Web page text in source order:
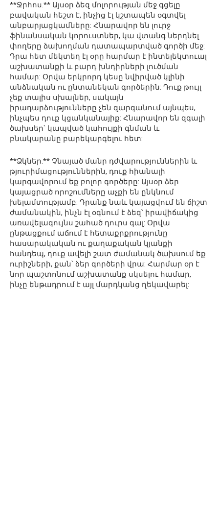
**Ջրհոս.** Այսօր ձեզ մոլորության մեջ գցելը
բավական հեշտ է, ինչից էլ կշտապեն օգտվել
անբարյացկամները: Հնարավոր են լուրջ
ֆինանսական կորուստներ, կա վտանգ ներդնել
փողերը ձախողման դատապարտված գործի մեջ:
Դրա հետ մեկտեղ էլ օրը հարմար է ինտելեկտուալ
աշխատանքի և բարդ խնդիրների լուծման
համար: Օրվա երկրորդ կեսը նվիրված կլինի
անձնական ու ընտանեկան գործերին: Դուք թույլ
չեք տալիս սխալներ, սակայն
իրադարձությունները չեն զարգանում այնպես,
ինչպես դուք կցանկանայիք: Հնարավոր են զգալի
ծախսեր՝ կապված կահույքի գնման և
բնակարանը բարեկարգելու հետ:
**Ձկներ.** Չնայած մանր դժվարություններին և
թյուրիմացություններին, դուք հիանալի
կարգավորում եք բոլոր գործերը: Այսօր ձեր
կայացրած որոշումները աչքի են ընկնում
խելամտությամբ: Դրանք նաև կայացվում են ճիշտ
ժամանակին, ինչն էլ օգնում է ձեզ՝ իրավիճակից
առավելագույնս շահած դուրս գալ: Օրվա
ընթացքում աճում է հետաքրքրությունը
հասարակական ու քաղաքական կյանքի
հանդեպ, դուք ավելի շատ ժամանակ ծախսում եք
ուրիշների, քան՝ ձեր գործերի վրա: Հարմար օր է
նոր պաշտոնում աշխատանք սկսելու համար,
ինչը ենթադրում է այլ մարդկանց ղեկավարել: